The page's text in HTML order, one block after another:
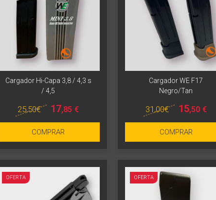
Cargador Hi-Capa 3,8 / 4,3 s
/ 4,5
25,50€ 17,85 €
COMPRAR
Cargador WE F17
Negro/Tan
31 ,00€ 15,50 €
COMPRAR
OFERTA OFERTA
Más info Más info